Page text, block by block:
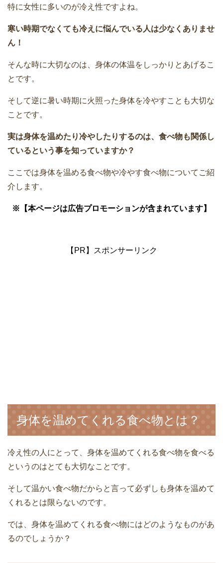
特に女性に多いのが冷え性ですよね。
寒い時期でなくても冷えに悩んでいる人は少なくありませ
ん！
そんな時に大切なのは、身体の体温をしっかりとあげるこ
とです。
そして逆に暑い時期に火照った身体を冷やすことも大切な
ことです。
実は身体を温めたり冷やしたりするのは、食べ物も関係し
ているという事を知っていますか？
ここでは身体を温める食べ物や冷やす食べ物についてご紹
介します。
※【本ページは広告プロモーションが含まれています】
【PR】スポンサーリンク
身体を温めてくれる食べ物とは？
冷え性の人にとって、身体を温めてくれる食べ物を食べる
というのはとても大切なことです。
そして温かい食べ物だからと言って必ずしも身体を温めて
くれるとは限らないのです。
では、身体を温めてくれる食べ物にはどのようなものがあ
るのでしょうか？